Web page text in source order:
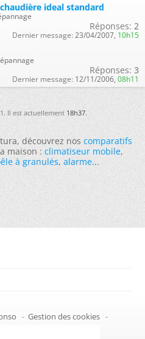
ideal standard
Réponses: 2
Dernier message: 23/04/2007, 10h15
Réponses: 3
Dernier message: 12/11/2006, 08h11
Il est actuellement18h37.
découvrez noscomparatifs
maison :climatiseur mobile,
à granulés,alarme...
- Gestion des cookies -